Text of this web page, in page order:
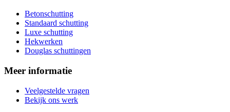
Betonschutting
Standaard schutting
Luxe schutting
Hekwerken
Douglas schuttingen
Meer informatie
Veelgestelde vragen
Bekijk ons werk